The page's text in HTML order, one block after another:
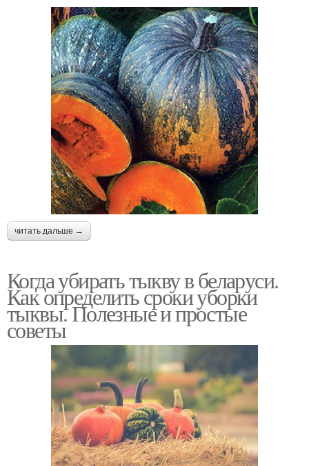
читать дальше →
Когда убирать тыкву в беларуси.
Как определить сроки уборки
тыквы. Полезные и простые
советы